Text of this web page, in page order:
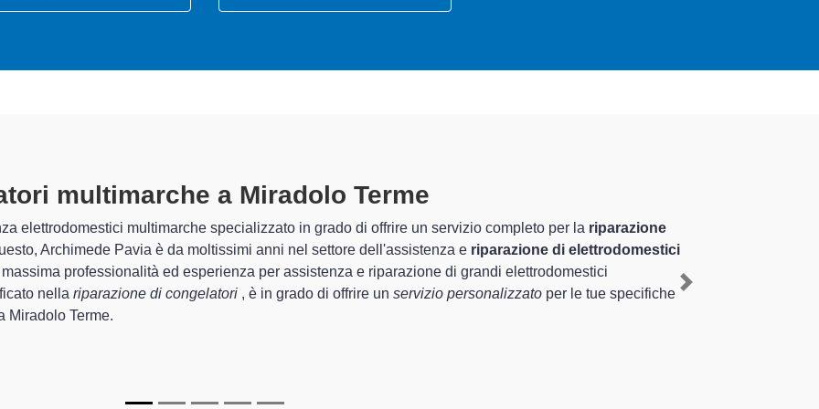
Multimarche A Miradolo Terme
Pavia sono in grado di garantire al cliente esperienza pluriennale nel territorio di Miradolo Terme e provincia
e lariparazione del tuo congelatore a Miradolo Terme, mediante il ripristino rapido del corretto
Archimede Pavia sono in grado di fornire interventi di diverse tipologie sugli elettrodomestici da riparare per farli
Next